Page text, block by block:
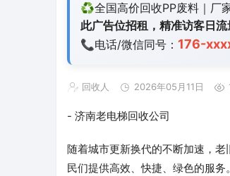
♻️全国高价回收PP废料｜厂
此广告位招租，精准访客日
📞电话/微信同号： 176-
回收人 2026年05月11日
- 济南老电梯回收公司
随着城市更新换代的不断加速，
民们提供高效、快捷、绿色的服务。